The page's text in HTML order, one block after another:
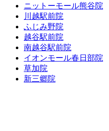
ニットーモール熊谷院
川越駅前院
ふじみ野院
越谷駅前院
南越谷駅前院
イオンモール春日部院
草加院
新三郷院